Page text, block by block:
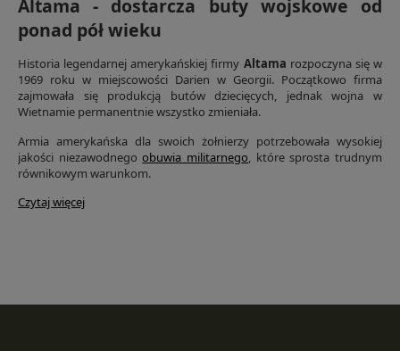
Altama - dostarcza buty wojskowe od
ponad pół wieku
Historia legendarnej amerykańskiej firmy Altama rozpoczyna się w
1969 roku w miejscowości Darien w Georgii. Początkowo firma
zajmowała się produkcją butów dziecięcych, jednak wojna w
Wietnamie permanentnie wszystko zmieniała.
Armia amerykańska dla swoich żołnierzy potrzebowała wysokiej
jakości niezawodnegoobuwia militarnego, które sprosta trudnym
równikowym warunkom.
Czytaj więcej